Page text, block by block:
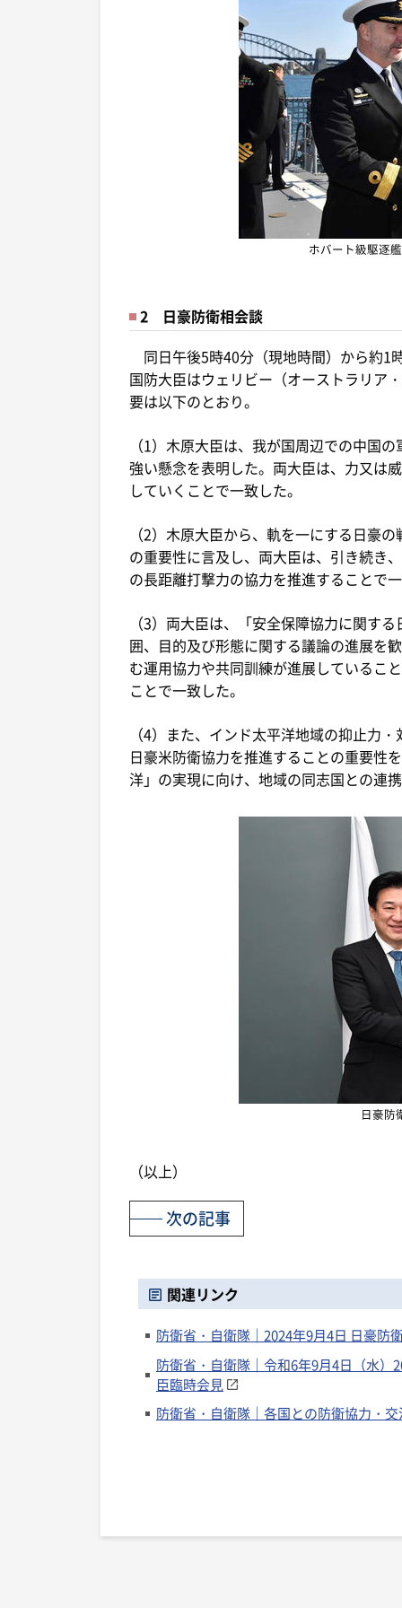
ホバート級駆逐
2 日豪防衛相会談
同日午後5時40分（現地時間）から約1
国防大臣はウェリビー（オーストラリア
要は以下のとおり。
（1）木原大臣は、我が国周辺での中国
強い懸念を表明した。両大臣は、力又は
していくことで一致した。
（2）木原大臣から、軌を一にする日豪
の重要性に言及し、両大臣は、引き続き
の長距離打撃力の協力を推進することで
（3）両大臣は、「安全保障協力に関す
囲、目的及び形態に関する議論の進展を
む運用協力や共同訓練が進展しているこ
ことで一致した。
（4）また、インド太平洋地域の抑止力
日豪米防衛協力を推進することの重要性
洋」の実現に向け、地域の同志国との連
日豪
（以上）
次の記事
関連リンク
防衛省・自衛隊｜2024年9月4日 日豪防
防衛省・自衛隊｜令和6年9月4日（水）
臣臨時会見
防衛省・自衛隊｜各国との防衛協力・